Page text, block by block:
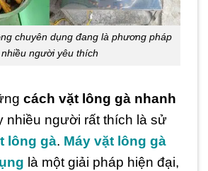
chuyên dụng đang là phương pháp
nhiều người yêu thích
cách vặt lông gà nhanh
nhiều người rất thích là sử
lông gà. Máy vặt lông gà
là một giải pháp hiện đại,